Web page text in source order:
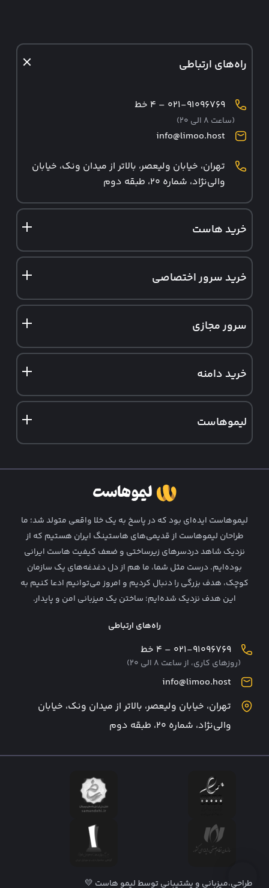
راه‌های ارتباطی
۰۲۱-۹۱۰۹۶۷۶۹ – ۴ خط
(ساعت ۸ الی ۲۰)
info@limoo.host
تهران، خیابان ولیعصر، بالاتر از میدان ونک، خیابان
والی‌نژاد، شماره ۲۰، طبقه دوم
خرید هاست
هاست ایران
هاست وردپرس
خرید سرور اختصاصی
سرور اختصاصی ایران
سرور اختصاصی آلمان
سرور مجازی
سرور مجازی ایران
سرور مجازی آلمان
خرید دامنه
ثبت دامنه ir
ثبت دامنه خارجی
لیموهاست
قوانین و شرایط
همکاری در فروش
وبلاگ لیمو
لیمو‌هاست ایده‌ای بود که در پاسخ به یک خلا واقعی متولد شد؛ ما
طراحان لیمو‌هاست از قدیمی‌های هاستینگ ایران هستیم که از
نزدیک شاهد دردسرهای زیرساختی و ضعف کیفیت هاست ایرانی
بوده‌ایم. درست مثل شما، ما هم از دل دغدغه‌های یک سازمان
کوچک، هدف بزرگی را دنبال کردیم و امروز می‌توانیم ادعا کنیم به
این هدف نزدیک شده‌ایم؛ ساختن یک میزبانی امن و پایدار.
راه‌های ارتباطی
۰۲۱-۹۱۰۹۶۷۶۹ – ۴ خط
(روزهای کاری، از ساعت ۸ الی ۲۰)
info@limoo.host
تهران، خیابان ولیعصر، بالاتر از میدان ونک، خیابان
والی‌نژاد، شماره ۲۰، طبقه دوم
طراحی،‌میزبانی و پشتیبانی توسط لیمو هاست 💛